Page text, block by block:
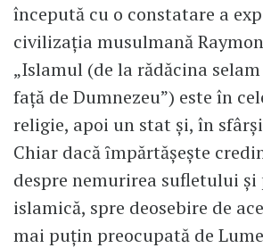
începută cu o constatare a
civilizaţia musulmană
„Islamul (de la rădăcina selam
faţă de Dumnezeu”) este în
religie, apoi un stat şi, în
Chiar dacă ȋmpărtăşeşte
despre nemurirea sufletului
islamică, spre deosebire de
mai puţin preocupată de